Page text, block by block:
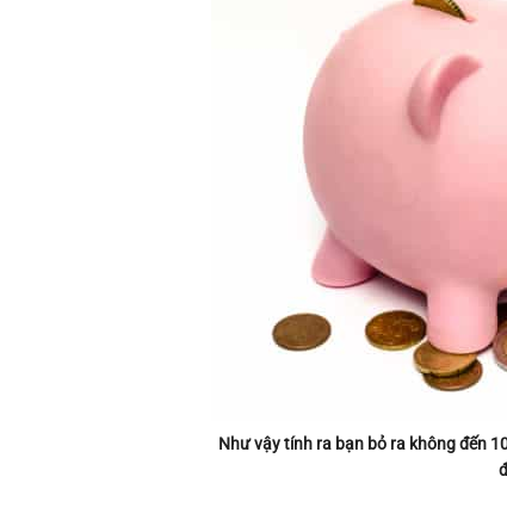
Như vậy tính ra bạn bỏ ra không đến